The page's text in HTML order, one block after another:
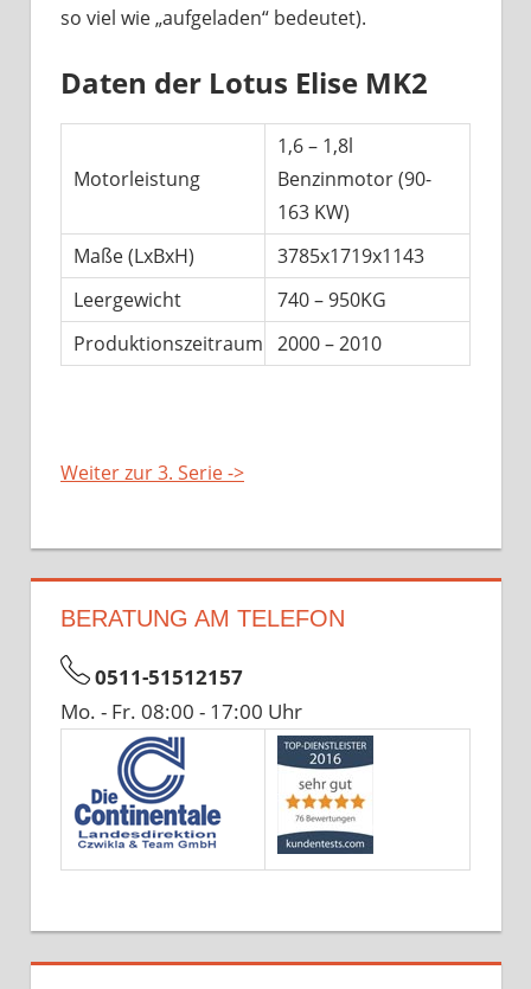
so viel wie „aufgeladen“ bedeutet).
Daten der Lotus Elise MK2
Motorleistung
1,6 – 1,8l
Benzinmotor (90-
163 KW)
Maße (LxBxH)
3785x1719x1143
Leergewicht
740 – 950KG
Produktionszeitraum 2000 – 2010
Weiter zur 3. Serie ->
BERATUNG AM TELEFON
0511-51512157
Mo. - Fr. 08:00 - 17:00 Uhr